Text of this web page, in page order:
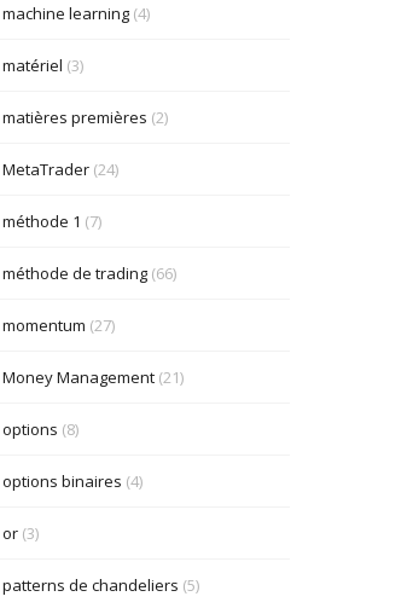
machine learning(4)
matériel (3)
matières premières (2)
MetaTrader(24)
méthode 1 (7)
méthode de trading(66)
momentum (27)
Money Management(21)
options (8)
options binaires (4)
or(3)
patterns de chandeliers (5)